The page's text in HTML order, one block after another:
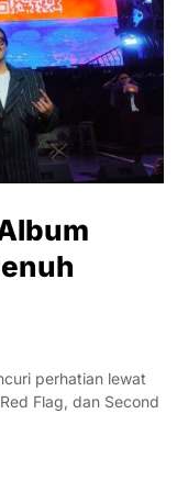
perhatian lewat
Flag, dan Second